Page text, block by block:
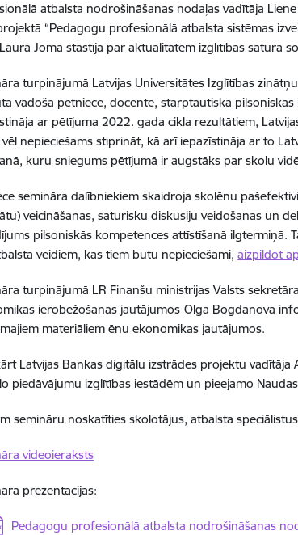
atbalsta nodrošināšanas nodaļas vadītāja
“Pedagogu profesionālā atbalsta sistēmas
Laura Joma stāstīja par aktualitātēm izglītības saturā
turpinājumā Latvijas Universitātes Izglītības
vadošā pētniece, docente, starptautiskā pilsoniskās
ar pētījuma 2022. gada cikla rezultātiem,
nepieciešams stiprināt, kā arī iepazīstināja ar to
kuru sniegums pētījumā ir augstāks par skolu
semināra dalībniekiem skaidroja skolēnu
veicināšanas, saturisku diskusiju veidošanas un
pilsoniskās kompetences attīstīšanā ilgtermiņā.
veidiem, kas tiem būtu nepieciešami,aizpildot
turpinājumā LR Finanšu ministrijas Valsts
ierobežošanas jautājumos Olga Bogdanova
materiāliem ēnu ekonomikas jautājumos.
Latvijas Bankas digitālu izstrādes projektu
piedāvājumu izglītības iestādēm un pieejamo
semināru noskatīties skolotājus, atbalsta
videoieraksts
prezentācijas:
Pedagogu profesionālā atbalsta nodrošināšanas